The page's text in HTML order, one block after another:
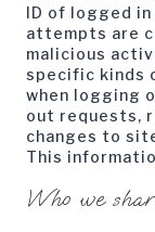
ID of logged in
attempts are
malicious
specific kinds
when logging
out requests,
changes to
This
Who we